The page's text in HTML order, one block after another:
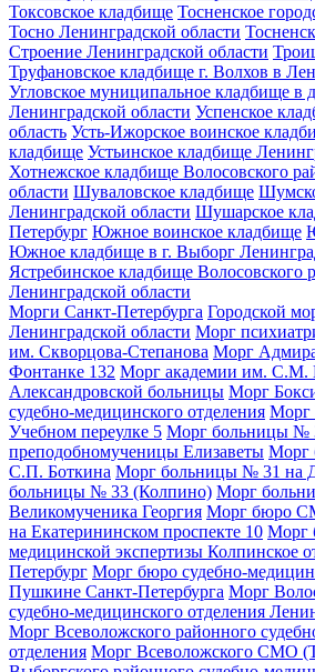
Токсовское кладбище Тосненское
Тосно Ленинградской области
Строение Ленинградской области
Труфановское кладбище г. Волхов в
Угловское муниципальное кладбище в
Ленинградской области Успенское
область Усть-Ижорское воинское
кладбище Устьинское кладбище
Хотнежское кладбище Волосовского
области Шуваловское кладбище
Ленинградской области Шушарское
Петербург Южное воинское кладбище
Южное кладбище в г. Выборг
Ястребинское кладбище Волосовского
Ленинградской области
Морги Санкт-Петербурга Городской
Ленинградской области Морг
им. Скворцова-Степанова Морг
Фонтанке 132 Морг академии им. С.М.
Александровской больницы Морг
судебно-медицинского отделения Морг
Учебном переулке 5 Морг больницы №
преподобномученицы Елизаветы Морг
С.П. Боткина Морг больницы № 31 на
больницы № 33 (Колпино) Морг
Великомученика Георгия Морг бюро
на Екатерининском проспекте 10 Морг
медицинской экспертизы Колпинское
Петербург Морг бюро судебно-
Пушкине Санкт-Петербурга Морг
судебно-медицинского отделения
Морг Всеволожского районного
отделения Морг Всеволожского СМО